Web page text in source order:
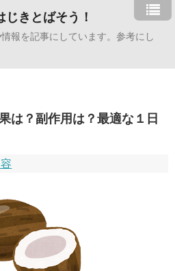
きとばそう！
報を記事にしています。参考にし
は？副作用は？最適な１日